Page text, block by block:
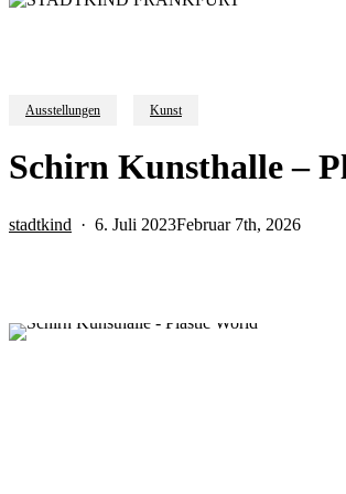
Ausstellungen Kunst
Schirn Kunsthalle –
stadtkind 6. Juli 2023Februar 7th, 2026